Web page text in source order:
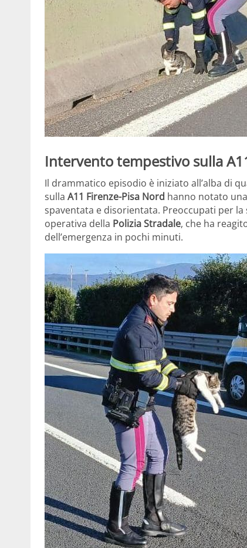
Intervento tempestivo sulla
Il drammatico episodio è iniziato all’alba di
sulla A11 Firenze-Pisa Nord hanno notato
spaventata e disorientata. Preoccupati per
operativa della Polizia Stradale, che ha
dell’emergenza in pochi minuti.